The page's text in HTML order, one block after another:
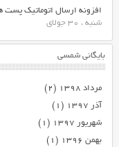
افزونه ارسال اتوماتیک پست
شنبه ، 30 جولای
بایگانی شمسی
مرداد ۱۳۹۸
(۲)
آذر ۱۳۹۷
(۱)
شهریور ۱۳۹۷
(۱)
بهمن ۱۳۹۶
(۱)